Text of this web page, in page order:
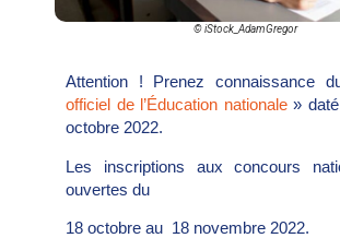
© iStock_AdamGregor
Attention ! Prenez connaissance
officiel de l’Éducation nationale» daté
octobre 2022.
Les inscriptions aux concours
ouvertes du
18 octobre au 18 novembre 2022.